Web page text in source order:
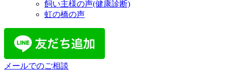
飼い主様の声(健康診断)
虹の橋の声
メールでのご相談